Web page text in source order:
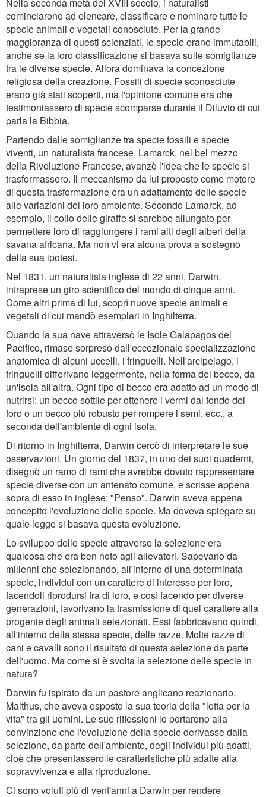
cominciarono ad elencare, classificare e nominare tutte le
specie animali e vegetali conosciute. Per la grande
maggioranza di questi scienziati, le specie erano immutabili,
anche se la loro classificazione si basava sulle somiglianze
tra le diverse specie. Allora dominava la concezione
religiosa della creazione. Fossili di specie sconosciute
erano già stati scoperti, ma l'opinione comune era che
testimoniassero di specie scomparse durante il Diluvio di cui
parla la Bibbia.
Partendo dalle somiglianze tra specie fossili e specie
viventi, un naturalista francese, Lamarck, nel bel mezzo
della Rivoluzione Francese, avanzò l'idea che le specie si
trasformassero. Il meccanismo da lui proposto come motore
di questa trasformazione era un adattamento delle specie
alle variazioni del loro ambiente. Secondo Lamarck, ad
esempio, il collo delle giraffe si sarebbe allungato per
permettere loro di raggiungere i rami alti degli alberi della
savana africana. Ma non vi era alcuna prova a sostegno
della sua ipotesi.
Nel 1831, un naturalista inglese di 22 anni, Darwin,
intraprese un giro scientifico del mondo di cinque anni.
Come altri prima di lui, scoprì nuove specie animali e
vegetali di cui mandò esemplari in Inghilterra.
Quando la sua nave attraversò le Isole Galapagos del
Pacifico, rimase sorpreso dall'eccezionale specializzazione
anatomica di alcuni uccelli, i fringuelli. Nell'arcipelago, i
fringuelli differivano leggermente, nella forma del becco, da
un'isola all'altra. Ogni tipo di becco era adatto ad un modo di
nutrirsi: un becco sottile per ottenere i vermi dal fondo del
foro o un becco più robusto per rompere i semi, ecc., a
seconda dell'ambiente di ogni isola.
Di ritorno in Inghilterra, Darwin cercò di interpretare le sue
osservazioni. Un giorno del 1837, in uno dei suoi quaderni,
disegnò un ramo di rami che avrebbe dovuto rappresentare
specie diverse con un antenato comune, e scrisse appena
sopra di esso in inglese: "Penso". Darwin aveva appena
concepito l'evoluzione delle specie. Ma doveva spiegare su
quale legge si basava questa evoluzione.
Lo sviluppo delle specie attraverso la selezione era
qualcosa che era ben noto agli allevatori. Sapevano da
millenni che selezionando, all'interno di una determinata
specie, individui con un carattere di interesse per loro,
facendoli riprodursi fra di loro, e così facendo per diverse
generazioni, favorivano la trasmissione di quel carattere alla
progenie degli animali selezionati. Essi fabbricavano quindi,
all'interno della stessa specie, delle razze. Molte razze di
cani e cavalli sono il risultato di questa selezione da parte
dell'uomo. Ma come si è svolta la selezione delle specie in
natura?
Darwin fu ispirato da un pastore anglicano reazionario,
Malthus, che aveva esposto la sua teoria della "lotta per la
vita" tra gli uomini. Le sue riflessioni lo portarono alla
convinzione che l'evoluzione della specie derivasse dalla
selezione, da parte dell'ambiente, degli individui più adatti,
cioè che presentassero le caratteristiche più adatte alla
sopravvivenza e alla riproduzione.
Ci sono voluti più di vent'anni a Darwin per rendere